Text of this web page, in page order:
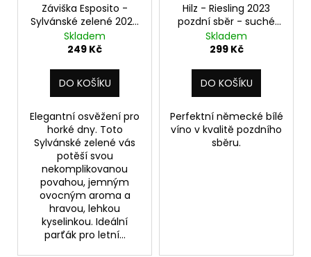
Záviška Esposito -
Sylvánské zelené 2024
- suché 1 l
Skladem
249 Kč
DO KOŠÍKU
Elegantní osvěžení pro
horké dny. Toto
Sylvánské zelené vás
potěší svou
nekomplikovanou
povahou, jemným
ovocným aroma a
hravou, lehkou
kyselinkou. Ideální
parťák pro letní...
Hilz - Riesling 2023
pozdní sběr - suché
0,75 l
Skladem
299 Kč
DO KOŠÍKU
Perfektní německé bílé
víno v kvalitě pozdního
sběru.